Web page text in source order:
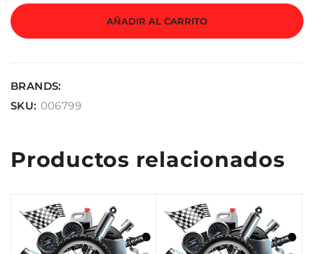
AÑADIR AL CARRITO
BRANDS:
SKU: 006799
Productos relacionados